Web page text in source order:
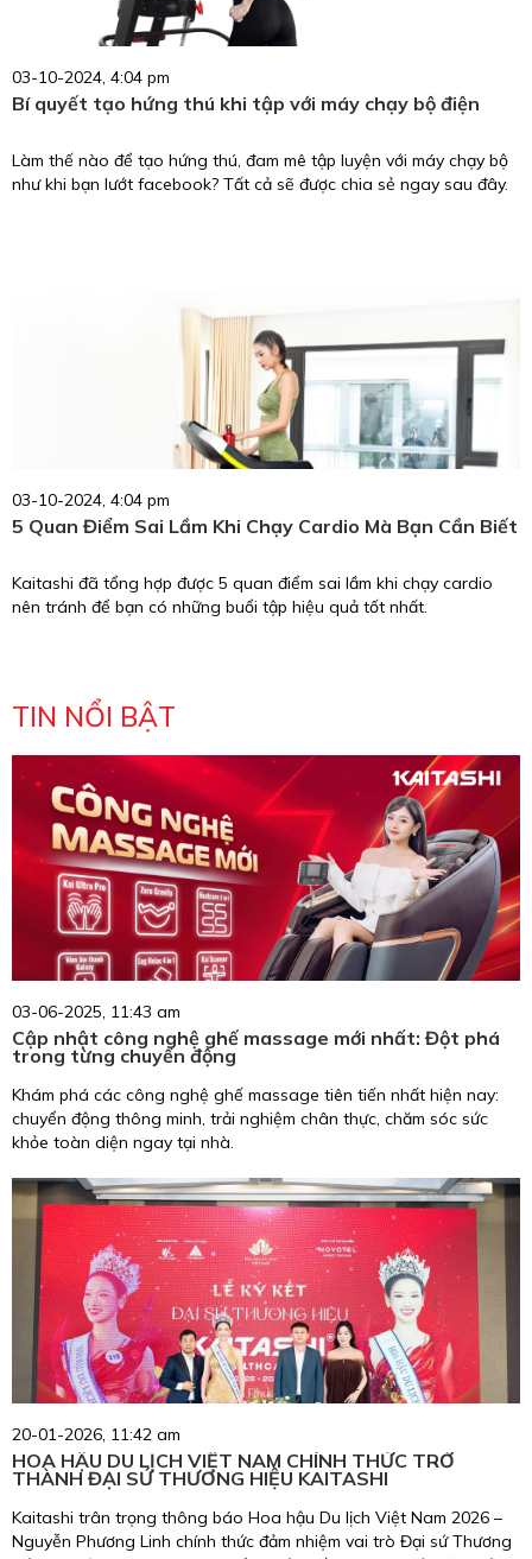
03-10-2024, 4:04 pm
Bí quyết tạo hứng thú khi tập với máy chạy bộ điện
Làm thế nào để tạo hứng thú, đam mê tập luyện với máy chạy bộ
như khi bạn lướt facebook? Tất cả sẽ được chia sẻ ngay sau đây.
03-10-2024, 4:04 pm
5 Quan Điểm Sai Lầm Khi Chạy Cardio Mà Bạn Cần Biết
Kaitashi đã tổng hợp được 5 quan điểm sai lầm khi chạy cardio
nên tránh để bạn có những buổi tập hiệu quả tốt nhất.
TIN NỔI BẬT
03-06-2025, 11:43 am
Cập nhật công nghệ ghế massage mới nhất: Đột phá
trong từng chuyển động
Khám phá các công nghệ ghế massage tiên tiến nhất hiện nay:
chuyển động thông minh, trải nghiệm chân thực, chăm sóc sức
khỏe toàn diện ngay tại nhà.
20-01-2026, 11:42 am
HOA HẬU DU LỊCH VIỆT NAM CHÍNH THỨC TRỞ
THÀNH ĐẠI SỨ THƯƠNG HIỆU KAITASHI
Kaitashi trân trọng thông báo Hoa hậu Du lịch Việt Nam 2026 –
Nguyễn Phương Linh chính thức đảm nhiệm vai trò Đại sứ Thương